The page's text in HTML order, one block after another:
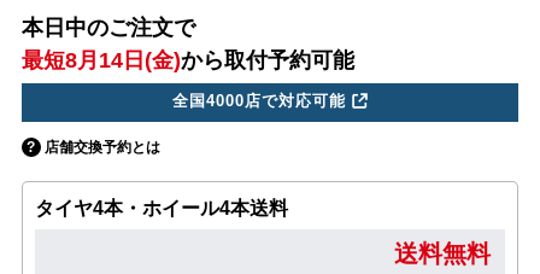
本日中のご注文で
最短8月14日(金)から取付予約可能
全国4000店で対応可能
店舗交換予約とは
タイヤ4本・ホイール4本送料
送料無料